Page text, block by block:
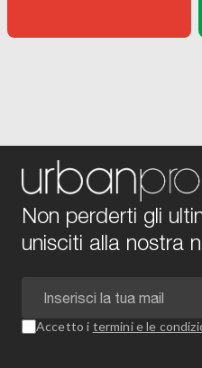
Non perderti gli
unisciti alla nostra
Accetto i termini e le